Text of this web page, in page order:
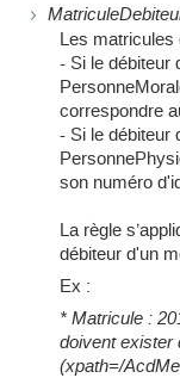
Les matricules
- Si le débiteur
correspondre
- Si le débiteur
son numéro
La règle
débiteur d'un
Ex :
* Matricule :
doivent exister
(xpath=/